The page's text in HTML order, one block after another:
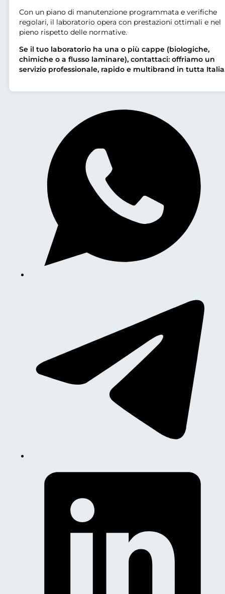
Con un piano di manutenzione programmata e verifiche
regolari, il laboratorio opera con prestazioni ottimali e nel
pieno rispetto delle normative.
Se il tuo laboratorio ha una o più cappe (biologiche,
chimiche o a flusso laminare), contattaci: offriamo un
servizio professionale, rapido e multibrand in tutta